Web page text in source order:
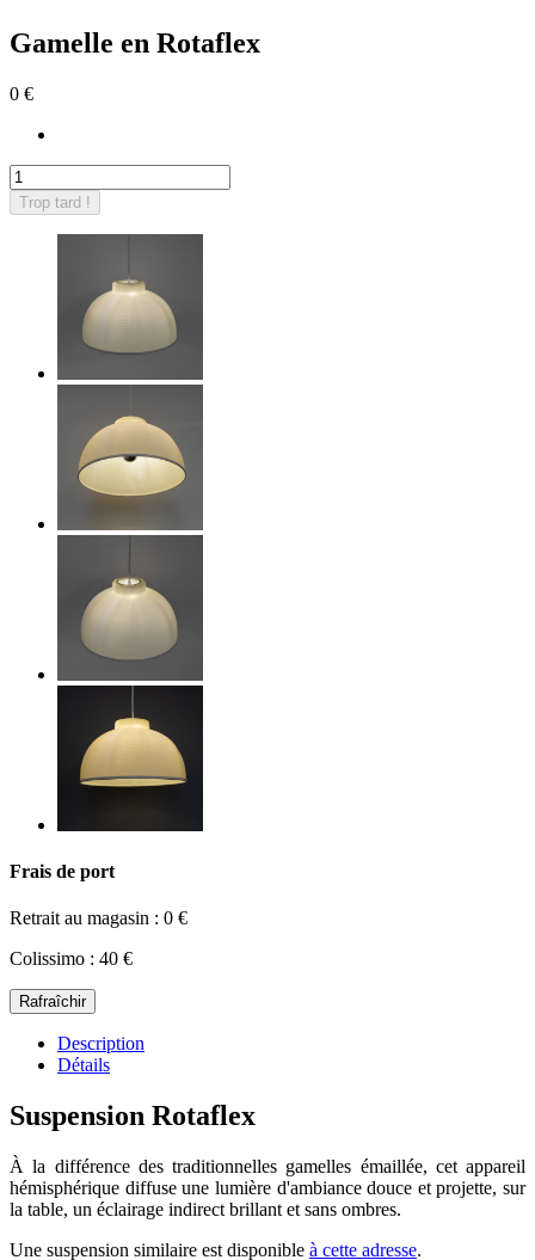
Gamelle en Rotaflex
0 €
Trop tard !
Frais de port
Retrait au magasin : 0 €
Colissimo : 40 €
Description
Détails
Suspension Rotaflex
À la différence des traditionnelles gamelles émaillée, cet appareil
hémisphérique diffuse une lumière d'ambiance douce et projette, sur
la table, un éclairage indirect brillant et sans ombres.
Une suspension similaire est disponible à cette adresse.